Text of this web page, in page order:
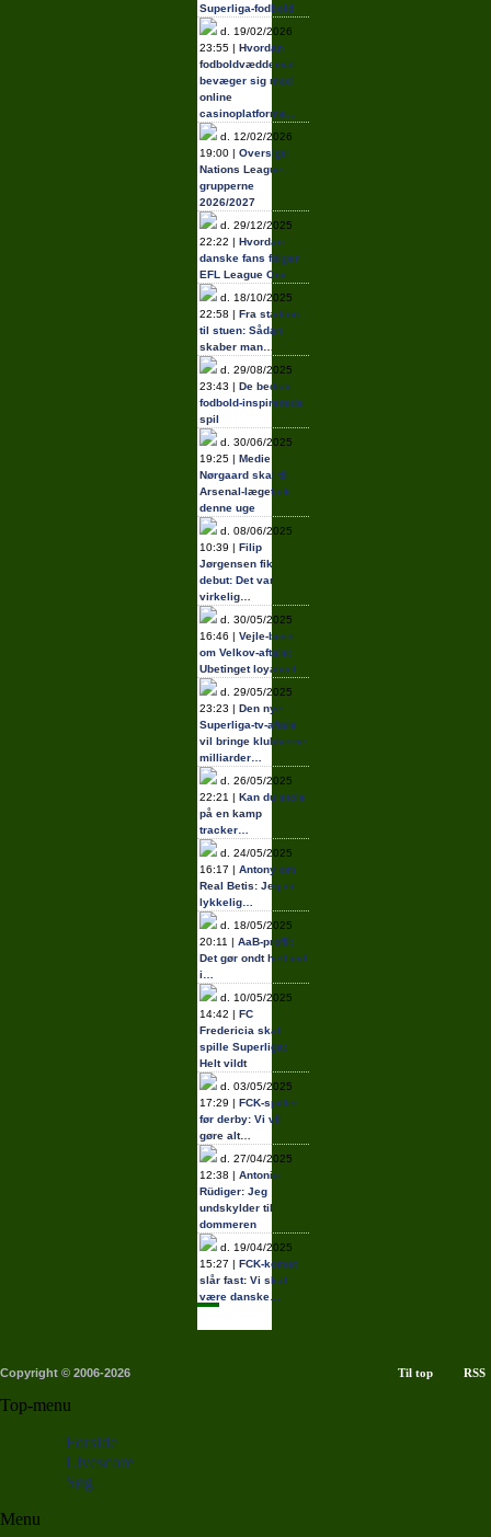
Superliga-fodbold
d. 19/02/2026
23:55 | Hvordan
fodboldvæddemål
bevæger sig mod
online
casinoplatforme…
d. 12/02/2026
19:00 | Oversigt:
Nations League-
grupperne
2026/2027
d. 29/12/2025
22:22 | Hvordan
danske fans følger
EFL League One…
d. 18/10/2025
22:58 | Fra stadion
til stuen: Sådan
skaber man…
d. 29/08/2025
23:43 | De bedste
fodbold-inspirerede
spil
d. 30/06/2025
19:25 | Medie:
Nørgaard skal til
Arsenal-lægetjek
denne uge
d. 08/06/2025
10:39 | Filip
Jørgensen fik
debut: Det var
virkelig…
d. 30/05/2025
16:46 | Vejle-boss
om Velkov-aftale:
Ubetinget loyalitet
d. 29/05/2025
23:23 | Den nye
Superliga-tv-aftale
vil bringe klubberne
milliarder…
d. 26/05/2025
22:21 | Kan du stole
på en kamp
tracker…
d. 24/05/2025
16:17 | Antony om
Real Betis: Jeg er
lykkelig…
d. 18/05/2025
20:11 | AaB-profil:
Det gør ondt helt ind
i…
d. 10/05/2025
14:42 | FC
Fredericia skal
spille Superliga:
Helt vildt
d. 03/05/2025
17:29 | FCK-spiller
før derby: Vi vil
gøre alt…
d. 27/04/2025
12:38 | Antonio
Rüdiger: Jeg
undskylder til
dommeren
d. 19/04/2025
15:27 | FCK-komet
slår fast: Vi skal
være danske…
Copyright © 2006-2026 Til top RSS
Top-menu
Forside
Livescore
Søg
Menu